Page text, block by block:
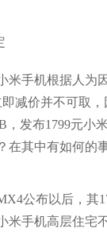
米手机根据人
减价并不可取
发布1799元
在其中有如何
公布以后，
米手机高层住